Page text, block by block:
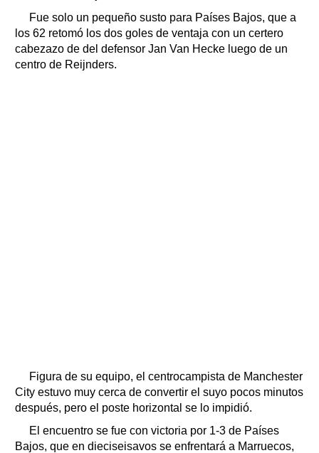
Fue solo un pequeño susto para Países Bajos, que a
los 62 retomó los dos goles de ventaja con un certero
cabezazo de del defensor Jan Van Hecke luego de un
centro de Reijnders.
Figura de su equipo, el centrocampista de Manchester
City estuvo muy cerca de convertir el suyo pocos minutos
después, pero el poste horizontal se lo impidió.
El encuentro se fue con victoria por 1-3 de Países
Bajos, que en dieciseisavos se enfrentará a Marruecos,